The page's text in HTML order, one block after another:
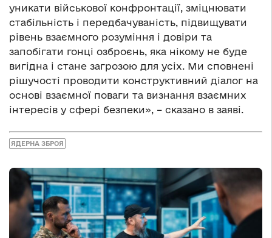
уникати військової конфронтації, зміцнювати
стабільність і передбачуваність, підвищувати
рівень взаємного розуміння і довіри та
запобігати гонці озброєнь, яка нікому не буде
вигідна і стане загрозою для усіх. Ми сповнені
рішучості проводити конструктивний діалог на
основі взаємної поваги та визнання взаємних
інтересів у сфері безпеки», – сказано в заяві.
ЯДЕРНА ЗБРОЯ